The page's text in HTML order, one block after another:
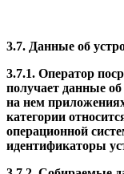
3.7. Данные об
3.7.1. Оператор
получает данные
на нем
категории
операционной
идентификаторы